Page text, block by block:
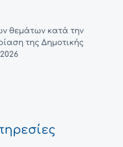
θεμάτων κατά την
της Δημοτικής